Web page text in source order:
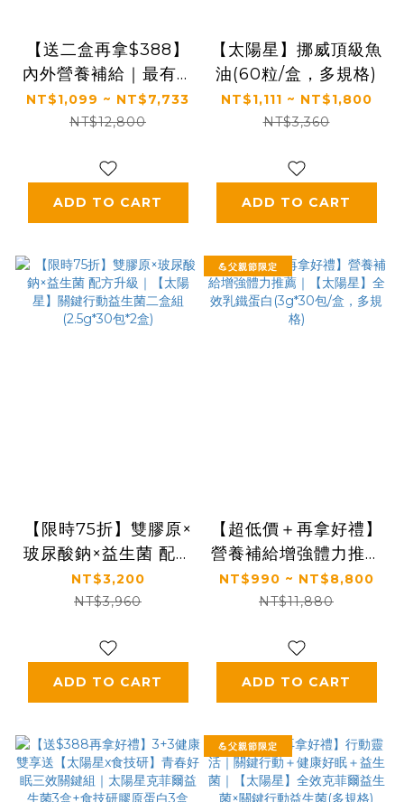
【送二盒再拿$388】
內外營養補給｜最有感
的膠原蛋白胜肽｜【食
技研】德國專利膠原蛋
盒，多規格)
NT$1,099 ~ NT$7,733
NT$12,800
ADD TO CART
【太陽星】挪威頂級魚
油(60粒/盒，多規格)
NT$1,111 ~ NT$1,800
NT$3,360
ADD TO CART
【限時75折】雙膠原×
玻尿酸鈉×益生菌 配方
升級｜【太陽星】關鍵
行動益生菌二盒組
NT$3,200
NT$3,960
ADD TO CART
💪父親節限定
【超低價＋再拿好禮】
營養補給增強體力推薦
｜【太陽星】全效乳鐵
蛋白(3g*30包/盒，多
NT$990 ~ NT$8,800
NT$11,880
ADD TO CART
💪父親節限定